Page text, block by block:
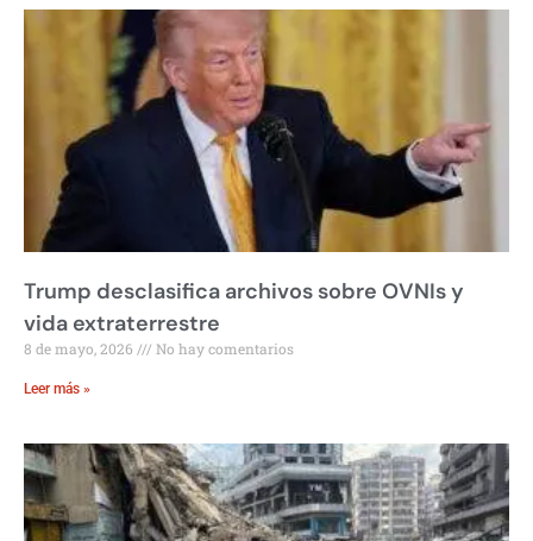
Trump desclasifica archivos sobre OVNIs y
vida extraterrestre
8 de mayo, 2026 No hay comentarios
Leer más »